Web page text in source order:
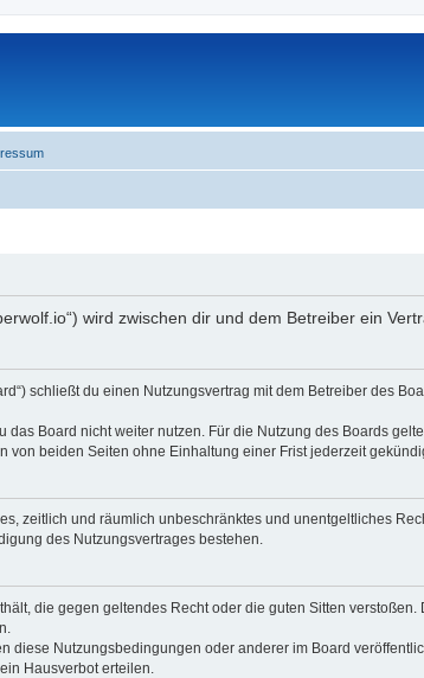
wird zwischen dir und dem Betreiber ein
schließt du einen Nutzungsvertrag mit dem Betreiber des
Board nicht weiter nutzen. Für die Nutzung des Boards
von beiden Seiten ohne Einhaltung einer Frist jederzeit
zeitlich und räumlich unbeschränktes und unentgeltliches
des Nutzungsvertrages bestehen.
die gegen geltendes Recht oder die guten Sitten
diese Nutzungsbedingungen oder anderer im Board
Hausverbot erteilen.